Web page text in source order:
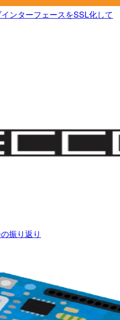
ンターフェースをSSL化して
振り返り